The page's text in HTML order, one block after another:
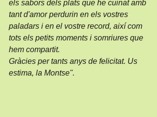
els sabors dels plats que he cuinat amb
tant d'amor perdurin en els vostres
paladars i en el vostre record, així com
tots els petits moments i somriures que
hem compartit.
Gràcies per tants anys de felicitat. Us
estima, la Montse".